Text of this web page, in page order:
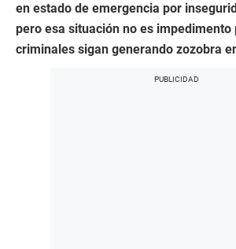
en estado de emergencia por
pero esa situación no es impedimento
criminales sigan generando zozobra